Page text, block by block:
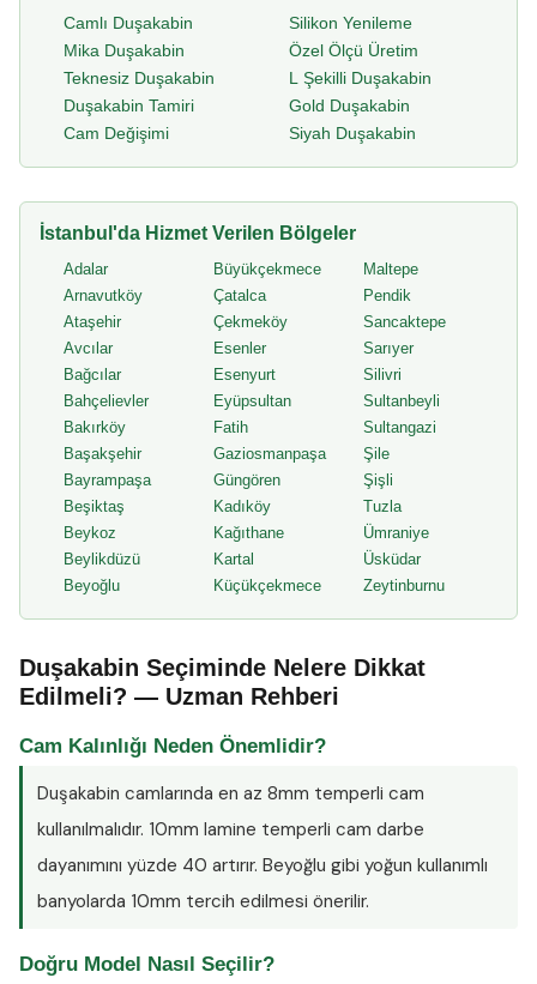
Camlı Duşakabin
Mika Duşakabin
Teknesiz Duşakabin
Duşakabin Tamiri
Cam Değişimi
Silikon Yenileme
Özel Ölçü Üretim
L Şekilli Duşakabin
Gold Duşakabin
Siyah Duşakabin
İstanbul'da Hizmet Verilen Bölgeler
Adalar
Arnavutköy
Ataşehir
Avcılar
Bağcılar
Bahçelievler
Bakırköy
Başakşehir
Bayrampaşa
Beşiktaş
Beykoz
Beylikdüzü
Beyoğlu
Büyükçekmece
Çatalca
Çekmeköy
Esenler
Esenyurt
Eyüpsultan
Fatih
Gaziosmanpaşa
Güngören
Kadıköy
Kağıthane
Kartal
Küçükçekmece
Maltepe
Pendik
Sancaktepe
Sarıyer
Silivri
Sultanbeyli
Sultangazi
Şile
Şişli
Tuzla
Ümraniye
Üsküdar
Zeytinburnu
Duşakabin Seçiminde Nelere Dikkat
Edilmeli? — Uzman Rehberi
Cam Kalınlığı Neden Önemlidir?
Duşakabin camlarında en az 8mm temperli cam
kullanılmalıdır. 10mm lamine temperli cam darbe
dayanımını yüzde 40 artırır. Beyoğlu gibi yoğun kullanımlı
banyolarda 10mm tercih edilmesi önerilir.
Doğru Model Nasıl Seçilir?